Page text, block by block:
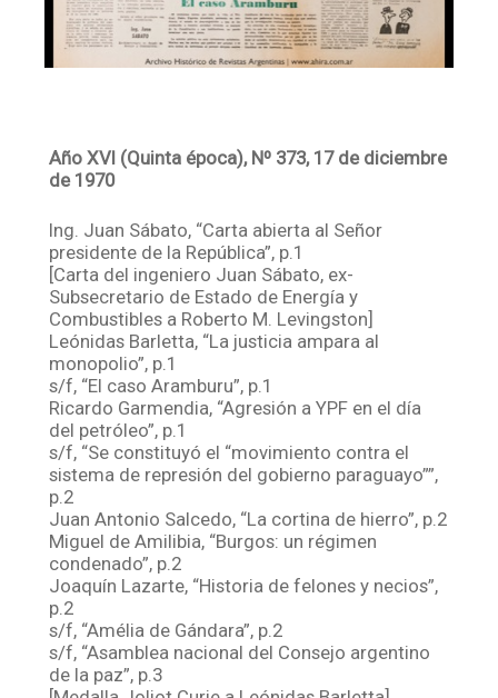
Año XVI (Quinta época), Nº 373, 17 de diciembre
de 1970
Ing. Juan Sábato, “Carta abierta al Señor
presidente de la República”, p.1
[Carta del ingeniero Juan Sábato, ex-
Subsecretario de Estado de Energía y
Combustibles a Roberto M. Levingston]
Leónidas Barletta, “La justicia ampara al
monopolio”, p.1
s/f, “El caso Aramburu”, p.1
Ricardo Garmendia, “Agresión a YPF en el día
del petróleo”, p.1
s/f, “Se constituyó el “movimiento contra el
sistema de represión del gobierno paraguayo””,
p.2
Juan Antonio Salcedo, “La cortina de hierro”, p.2
Miguel de Amilibia, “Burgos: un régimen
condenado”, p.2
Joaquín Lazarte, “Historia de felones y necios”,
p.2
s/f, “Amélia de Gándara”, p.2
s/f, “Asamblea nacional del Consejo argentino
de la paz”, p.3